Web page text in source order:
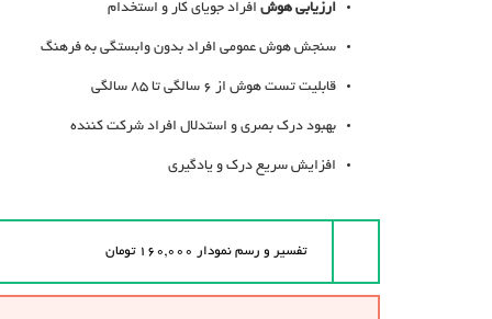
ارزیابی هوش افراد جویای کار و استخدام
سنجش هوش عمومی افراد بدون وابستگی به فرهنگ
قابلیت تست هوش از 6 سالگی تا 85 سالگی
بهبود درک بصری و استدلال افراد شرکت کننده
افزایش سریع درک و یادگیری
تفسیر و رسم نمودار ۱۶۰,۰۰۰ تومان